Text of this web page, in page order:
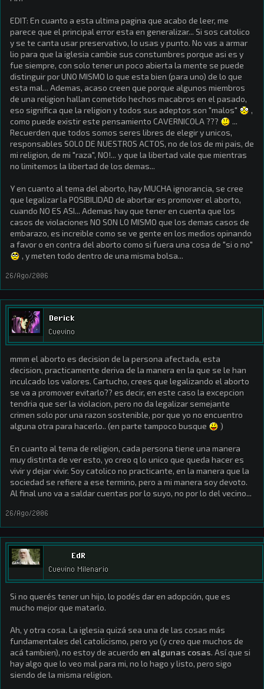
EDIT: En cuanto a esta ultima pagina que acabo de leer, me
parece que el principal error esta en generalizar... Si sos catolico
y se te canta usar preservativo, lo usas y punto. No vas a armar
lio para que la iglesia cambie sus constumbres porque asi es y
fue siempre, con solo tener un poco abierta la mente se puede
distinguir por UNO MISMO lo que esta bien (para uno) de lo que
esta mal... Ademas, acaso creen que porque algunos miembros
de una religion hallan cometido hechos macabros en el pasado,
eso significa que la religion y todos sus adeptos son "malos"
,
como puede existir este pensamiento CAVERNICOLA ???
...
Recuerden que todos somos seres libres de elegir y unicos,
responsables SOLO DE NUESTROS ACTOS, no de los de mi pais, de
mi religion, de mi "raza", NO!... y que la libertad vale que mientras
no limitemos la libertad de los demas...
Y en cuanto al tema del aborto, hay MUCHA ignorancia, se cree
que legalizar la POSIBILIDAD de abortar es promover el aborto,
cuando NO ES ASI... Ademas hay que tener en cuenta que los
casos de violaciones NO SON LO MISMO que los demas casos de
embarazo, es increible como se ve gente en los medios opinando
a favor o en contra del aborto como si fuera una cosa de "si o no"
, y meten todo dentro de una misma bolsa...
26/Ago/2006
Derick
Cuevino
mmm el aborto es decision de la persona afectada, esta
decision, practicamente deriva de la manera en la que se le han
inculcado los valores. Cartucho, crees que legalizando el aborto
se va a promover evitarlo?? es decir, en este caso la excepcion
tendria que ser la violacion, pero no da legalizar semejante
crimen solo por una razon sostenible, por que yo no encuentro
alguna otra para hacerlo.. (en parte tampoco busque
)
En cuanto al tema de religion, cada persona tiene una manera
muy distinta de ver esto, yo creo q lo unico que queda hacer es
vivir y dejar vivir. Soy catolico no practicante, en la manera que la
sociedad se refiere a ese termino, pero a mi manera soy devoto.
Al final uno va a saldar cuentas por lo suyo, no por lo del vecino...
26/Ago/2006
EdR
Cuevino Milenario
Si no querés tener un hijo, lo podés dar en adopción, que es
mucho mejor que matarlo.
Ah, y otra cosa. La iglesia quizá sea una de las cosas más
fundamentales del catolicismo, pero yo (y creo que muchos de
acá tambien), no estoy de acuerdo en algunas cosas. Así que si
hay algo que lo veo mal para mi, no lo hago y listo, pero sigo
siendo de la misma religion.